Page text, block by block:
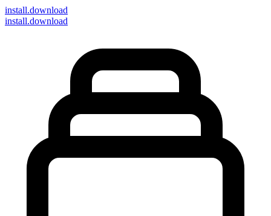
install.download
install.download